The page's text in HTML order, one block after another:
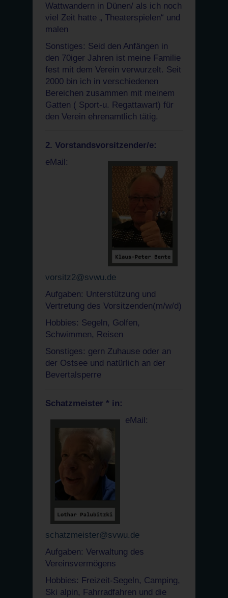
Wattwandern in Dünen/ als ich noch
viel Zeit hatte „ Theaterspielen“ und
malen
Sonstiges: Seid den Anfängen in
den 70iger Jahren ist meine Familie
fest mit dem Verein verwurzelt. Seit
2000 bin ich in verschiedenen
Bereichen zusammen mit meinem
Gatten ( Sport-u. Regattawart) für
den Verein ehrenamtlich tätig.
2. Vorstandsvorsitzender/e:
eMail:
vorsitz2@svwu.de
Aufgaben: Unterstützung und
Vertretung des Vorsitzenden(m/w/d)
Hobbies: Segeln, Golfen,
Schwimmen, Reisen
Sonstiges: gern Zuhause oder an
der Ostsee und natürlich an der
Bevertalsperre
Schatzmeister * in:
eMail:
schatzmeister@svwu.de
Aufgaben: Verwaltung des
Vereinsvermögens
Hobbies: Freizeit-Segeln, Camping,
Ski alpin, Fahrradfahren und die